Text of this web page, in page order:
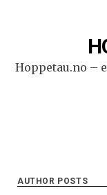
Hoppetau.no –
AUTHOR POSTS